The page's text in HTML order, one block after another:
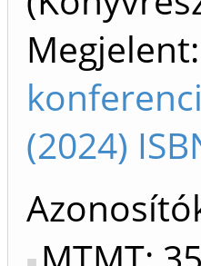
Megjelent:
(2024)